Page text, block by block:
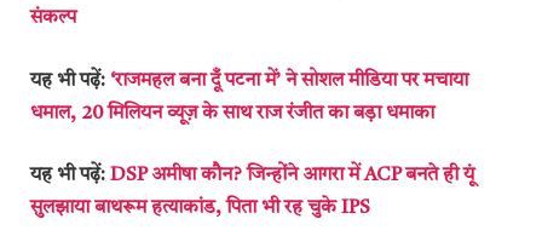
संकल्प
यह भी पढ़ें: ‘राजमहल बना दूँ पटना में’ ने सोशल मीडिया पर मचाया
धमाल, 20 मिलियन व्यूज़ के साथ राज रंजीत का बड़ा धमाका
यह भी पढ़ें: DSP अमीषा कौन? जिन्होंने आगरा में ACP बनते ही यूं
सुलझाया बाथरूम हत्याकांड, पिता भी रह चुके IPS